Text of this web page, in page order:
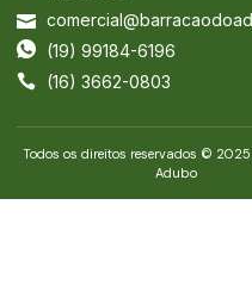
(19) 99184-6196
(16) 3662-0803
Todos os direitos reservados ©
Adubo